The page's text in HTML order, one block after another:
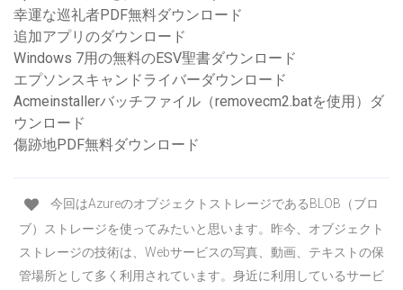
幸運な巡礼者PDF無料ダウンロード
追加アプリのダウンロード
Windows 7用の無料のESV聖書ダウンロード
エプソンスキャンドライバーダウンロード
Acmeinstallerバッチファイル（removecm2.batを使用）ダ
ウンロード
傷跡地PDF無料ダウンロード
今回はAzureのオブジェクトストレージであるBLOB（ブロ
ブ）ストレージを使ってみたいと思います。昨今、オブジェクト
ストレージの技術は、Webサービスの写真、動画、テキストの保
管場所として多く利用されています。身近に利用しているサービ